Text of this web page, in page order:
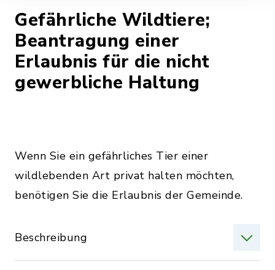
Gefährliche Wildtiere;
Beantragung einer
Erlaubnis für die nicht
gewerbliche Haltung
Wenn Sie ein gefährliches Tier einer
wildlebenden Art privat halten möchten,
benötigen Sie die Erlaubnis der Gemeinde.
Beschreibung